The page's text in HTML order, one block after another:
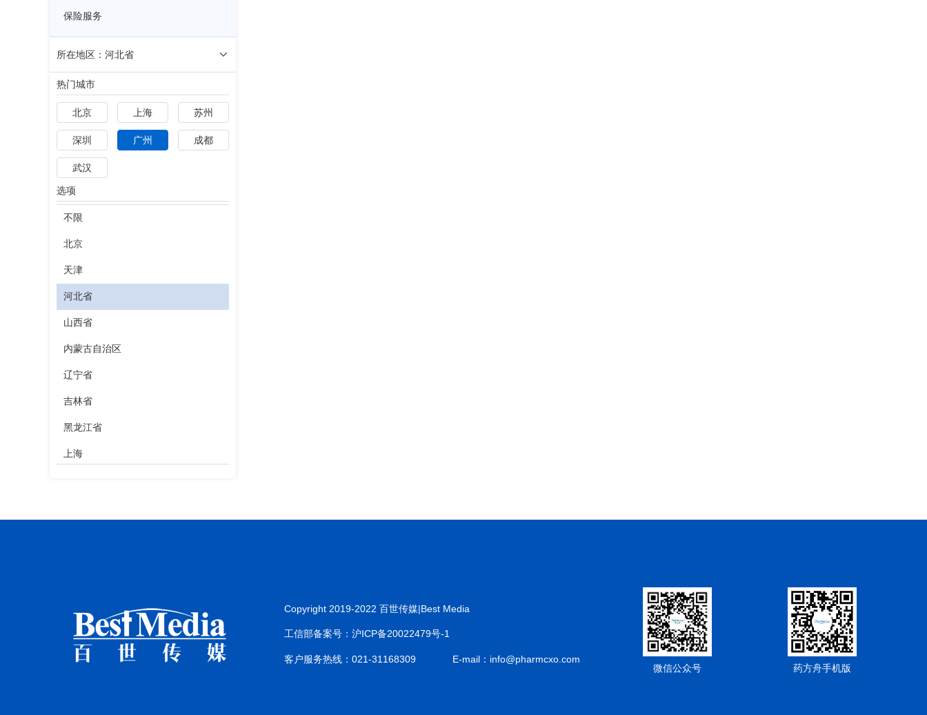
保险服务
所在地区：河北省
热门城市
北京 上海 苏州
深圳 广州 成都
武汉
选项
不限
北京
天津
河北省
山西省
内蒙古自治区
辽宁省
吉林省
黑龙江省
上海
山东省
河南省
湖北省
Copyright 2019-2022 百世传媒|Best Media
工信部备案号：沪ICP备20022479号-1
客户服务热线：021-31168309
E-mail：info@pharmcxo.com
微信公众号
药方舟手机版